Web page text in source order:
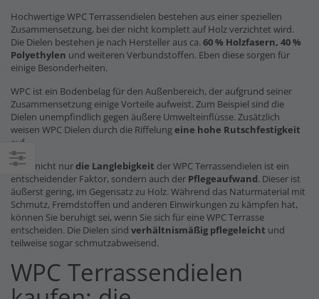
Hochwertige WPC Terrassendielen bestehen aus einer speziellen
Zusammensetzung, bei der nicht komplett auf Holz verzichtet wird.
Die Dielen bestehen je nach Hersteller aus ca. 60 % Holzfasern, 40 %
Polyethylen und weiteren Verbundstoffen. Eben diese sorgen für
einige Besonderheiten.
WPC ist ein Bodenbelag für den Außenbereich, der aufgrund seiner
Zusammensetzung einige Vorteile aufweist. Zum Beispiel sind die
Dielen unempfindlich gegen äußere Umwelteinflüsse. Zusätzlich
weisen WPC Dielen durch die Riffelungeine hohe Rutschfestigkeit
auf.
Doch nicht nurdie Langlebigkeit der WPC Terrassendielen ist ein
entscheidender Faktor, sondern auch der Pflegeaufwand. Dieser ist
äußerst gering, im Gegensatz zu Holz. Während das Naturmaterial mit
Schmutz, Fremdstoffen und anderen Einwirkungen zu kämpfen hat,
können Sie beruhigt sei, wenn Sie sich für eine WPC Terrasse
entscheiden. Die Dielen sind verhältnismäßig pflegeleicht und
teilweise sogar schmutzabweisend.
WPC Terrassendielen
Einkaufsoptionen